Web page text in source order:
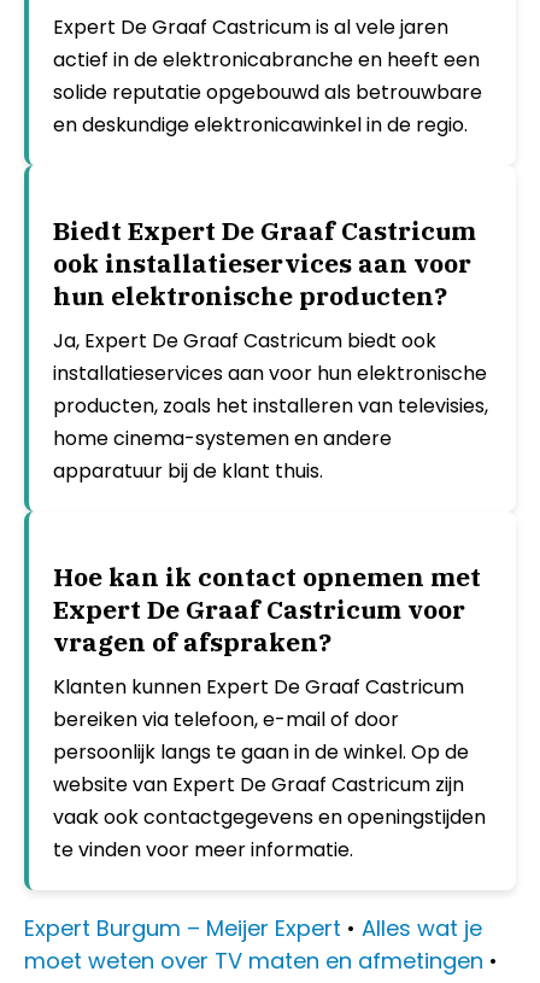
Expert De Graaf Castricum is al vele jaren
actief in de elektronicabranche en heeft een
solide reputatie opgebouwd als betrouwbare
en deskundige elektronicawinkel in de regio.
Biedt Expert De Graaf Castricum
ook installatieservices aan voor
hun elektronische producten?
Ja, Expert De Graaf Castricum biedt ook
installatieservices aan voor hun elektronische
producten, zoals het installeren van televisies,
home cinema-systemen en andere
apparatuur bij de klant thuis.
Hoe kan ik contact opnemen met
Expert De Graaf Castricum voor
vragen of afspraken?
Klanten kunnen Expert De Graaf Castricum
bereiken via telefoon, e-mail of door
persoonlijk langs te gaan in de winkel. Op de
website van Expert De Graaf Castricum zijn
vaak ook contactgegevens en openingstijden
te vinden voor meer informatie.
Expert Burgum – Meijer Expert • Alles wat je
moet weten over TV maten en afmetingen •